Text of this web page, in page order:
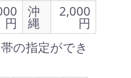
円
沖
縄
2,000
円
の指定ができ